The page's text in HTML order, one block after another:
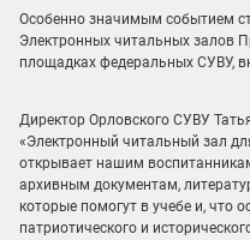
Особенно значимым событием
Электронных читальных залов
площадках федеральных СУВУ,
Директор Орловского СУВУ
«Электронный читальный зал
открывает нашим
архивным документам,
которые помогут в учебе и, что
патриотического и